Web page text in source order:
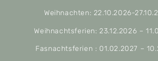
Weihnachten: 22.10.2026-
Weihnachtsferien: 23.12.2026 –
Fasnachtsferien : 01.02.2027 –